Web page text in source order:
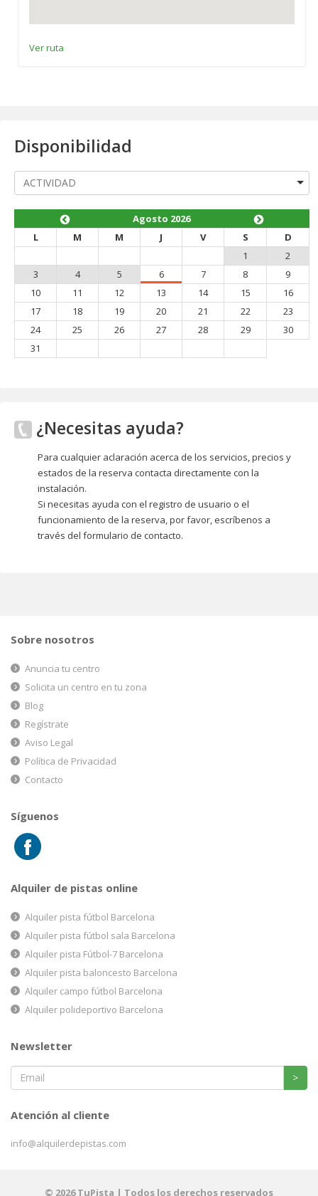
Ver ruta
Disponibilidad
Agosto 2026
L
M M J V S
D
1
2
3
4 5 6 7 8
9
10
11 12 13 14 15
16
17
18 19 20 21 22
23
24
25 26 27 28 29
30
31
¿Necesitas ayuda?
Para cualquier aclaración acerca de los servicios, precios y
estados de la reserva contacta directamente con la
instalación.
Si necesitas ayuda con el registro de usuario o el
funcionamiento de la reserva, por favor, escríbenos a
través del formulario de contacto.
Sobre nosotros
Anuncia tu centro
Solicita un centro en tu zona
Blog
Regístrate
Aviso Legal
Política de Privacidad
Contacto
Síguenos
Alquiler de pistas online
Alquiler pista fútbol Barcelona
Alquiler pista fútbol sala Barcelona
Alquiler pista Fútbol-7 Barcelona
Alquiler pista baloncesto Barcelona
Alquiler campo fútbol Barcelona
Alquiler polideportivo Barcelona
Newsletter
>
Atención al cliente
info@alquilerdepistas.com
© 2026 TuPista | Todos los derechos reservados